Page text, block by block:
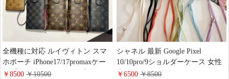
全機種に対応 ルイヴィトン スマ
ホポーチ iPhone17/17promaxケー
ス 手帳型 スライドタイプ LV
￥8500￥10500
シャネル 最新 Google Pixel
10/10pro/9ショルダーケース 女性
大人気 chanel iphone17/17promaxス
￥6500￥8500